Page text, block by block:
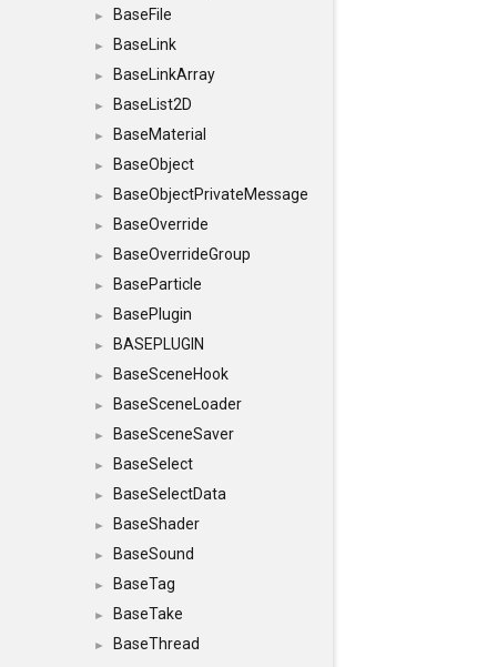
► BaseFile
► BaseLink
► BaseLinkArray
► BaseList2D
► BaseMaterial
► BaseObject
► BaseObjectPrivateMessage
► BaseOverride
► BaseOverrideGroup
► BaseParticle
► BasePlugin
► BASEPLUGIN
► BaseSceneHook
► BaseSceneLoader
► BaseSceneSaver
► BaseSelect
► BaseSelectData
► BaseShader
► BaseSound
► BaseTag
► BaseTake
►
BaseThread